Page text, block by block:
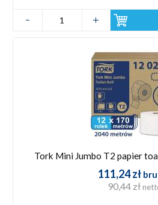
Tork Mini Jumbo T2 papier
111,24 zł
90,44 zł